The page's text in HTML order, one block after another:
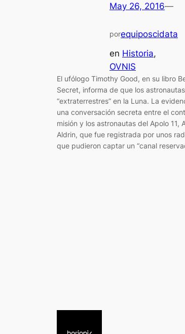
May 26, 2016—
porequiposcidata
en Historia
OVNIS
El ufólogo Timothy Good, en su libro
Secret, informa de que los
“extraterrestres” en la Luna. La
una conversación secreta entre el
misión y los astronautas del Apolo 11,
Aldrin, que fue registrada por unos
que pudieron captar un “canal